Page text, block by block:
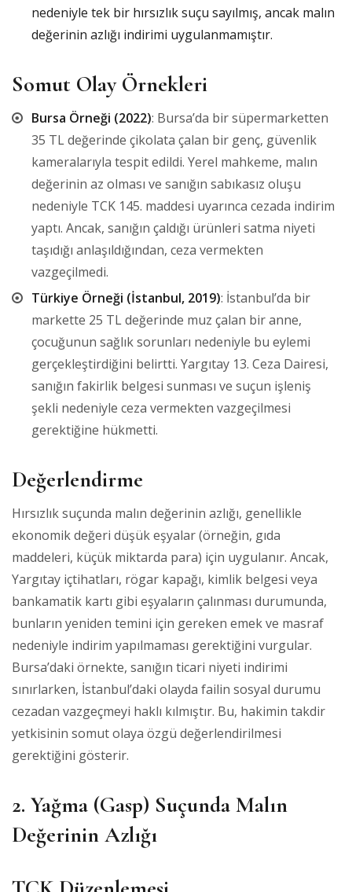
nedeniyle tek bir hırsızlık suçu sayılmış, ancak malın
değerinin azlığı indirimi uygulanmamıştır.
Somut Olay Örnekleri
Bursa Örneği (2022): Bursa’da bir süpermarketten
35 TL değerinde çikolata çalan bir genç, güvenlik
kameralarıyla tespit edildi. Yerel mahkeme, malın
değerinin az olması ve sanığın sabıkasız oluşu
nedeniyle TCK 145. maddesi uyarınca cezada indirim
yaptı. Ancak, sanığın çaldığı ürünleri satma niyeti
taşıdığı anlaşıldığından, ceza vermekten
vazgeçilmedi.
Türkiye Örneği (İstanbul, 2019): İstanbul’da bir
markette 25 TL değerinde muz çalan bir anne,
çocuğunun sağlık sorunları nedeniyle bu eylemi
gerçekleştirdiğini belirtti. Yargıtay 13. Ceza Dairesi,
sanığın fakirlik belgesi sunması ve suçun işleniş
şekli nedeniyle ceza vermekten vazgeçilmesi
gerektiğine hükmetti.
Değerlendirme
Hırsızlık suçunda malın değerinin azlığı, genellikle
ekonomik değeri düşük eşyalar (örneğin, gıda
maddeleri, küçük miktarda para) için uygulanır. Ancak,
Yargıtay içtihatları, rögar kapağı, kimlik belgesi veya
bankamatik kartı gibi eşyaların çalınması durumunda,
bunların yeniden temini için gereken emek ve masraf
nedeniyle indirim yapılmaması gerektiğini vurgular.
Bursa’daki örnekte, sanığın ticari niyeti indirimi
sınırlarken, İstanbul’daki olayda failin sosyal durumu
cezadan vazgeçmeyi haklı kılmıştır. Bu, hakimin takdir
yetkisinin somut olaya özgü değerlendirilmesi
gerektiğini gösterir.
2. Yağma (Gasp) Suçunda Malın
Değerinin Azlığı